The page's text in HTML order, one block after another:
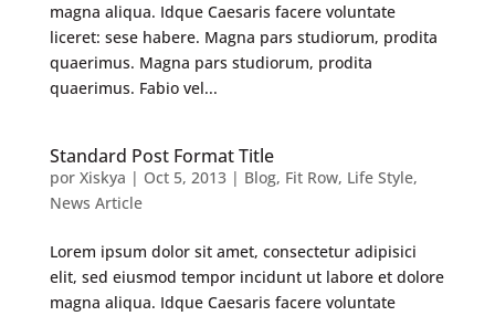
magna aliqua. Idque Caesaris facere voluntate
liceret: sese habere. Magna pars studiorum, prodita
quaerimus. Magna pars studiorum, prodita
quaerimus. Fabio vel...
Standard Post Format Title
por Xiskya | Oct 5, 2013| Blog, Fit Row, Life Style,
News Article
Lorem ipsum dolor sit amet, consectetur adipisici
elit, sed eiusmod tempor incidunt ut labore et dolore
magna aliqua. Idque Caesaris facere voluntate